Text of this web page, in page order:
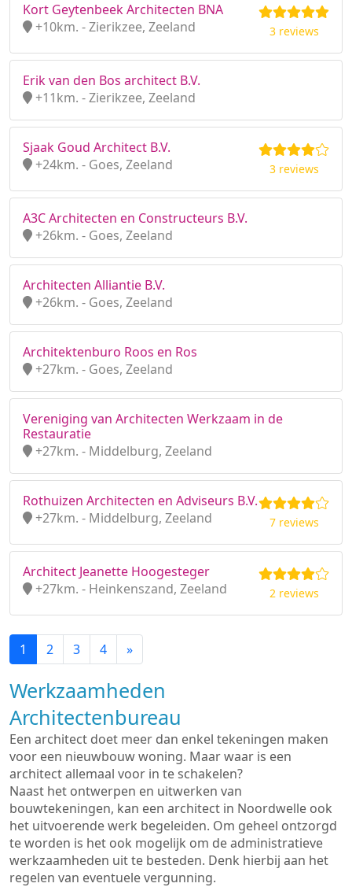
Kort Geytenbeek Architecten BNA
+10km. - Zierikzee, Zeeland
3 reviews
Erik van den Bos architect B.V.
+11km. - Zierikzee, Zeeland
Sjaak Goud Architect B.V.
+24km. - Goes, Zeeland
3 reviews
A3C Architecten en Constructeurs B.V.
+26km. - Goes, Zeeland
Architecten Alliantie B.V.
+26km. - Goes, Zeeland
Architektenburo Roos en Ros
+27km. - Goes, Zeeland
Vereniging van Architecten Werkzaam in de
Restauratie
+27km. - Middelburg, Zeeland
Rothuizen Architecten en Adviseurs B.V.
+27km. - Middelburg, Zeeland
7 reviews
Architect Jeanette Hoogesteger
+27km. - Heinkenszand, Zeeland
2 reviews
1 2 3 4 »
Werkzaamheden
Architectenbureau
Een architect doet meer dan enkel tekeningen maken
voor een nieuwbouw woning. Maar waar is een
architect allemaal voor in te schakelen?
Naast het ontwerpen en uitwerken van
bouwtekeningen, kan een architect in Noordwelle ook
het uitvoerende werk begeleiden. Om geheel ontzorgd
te worden is het ook mogelijk om de administratieve
werkzaamheden uit te besteden. Denk hierbij aan het
regelen van eventuele vergunning.